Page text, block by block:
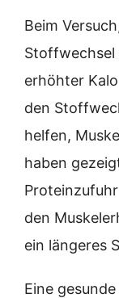
Beim
Stoffwechsel
erhöhter
den
helfen,
haben
den
ein längeres
Eine